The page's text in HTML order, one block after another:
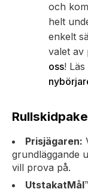
och
helt
enkelt
valet av
oss!
Prisjägaren:
grundläggande
vill prova på.